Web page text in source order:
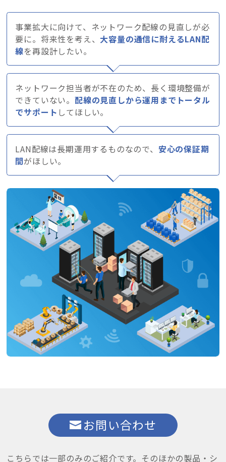
事業拡大に向けて、ネットワーク配線の見直しが必
要に。将来性を考え、 大容量の通信に耐えるLAN配
線を再設計したい。
ネットワーク担当者が不在のため、長く環境整備が
できていない。配線の見直しから運用までトータル
でサポート してほしい。
LAN配線は長期運用するものなので、 安心の保証期
間がほしい。
お問い合わせ
こちらでは一部のみのご紹介です。 そのほかの製品・シ